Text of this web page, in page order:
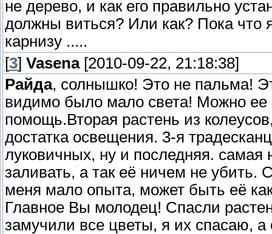
не дерево, и как его правильно
должны виться? Или как? Пока что
карнизу .....
[3] Vasena[2010-09-22, 21:18:38]
Райда, солнышко! Это не пальма!
видимо было мало света! Можно ее
помощь.Вторая растень из
достатка освещения. 3-я
луковичных, ну и последняя. самая
заливать, а так её ничем не убить.
меня мало опыта, может быть её
Главное Вы молодец! Спасли
замучили все цветы, я их спасаю, а